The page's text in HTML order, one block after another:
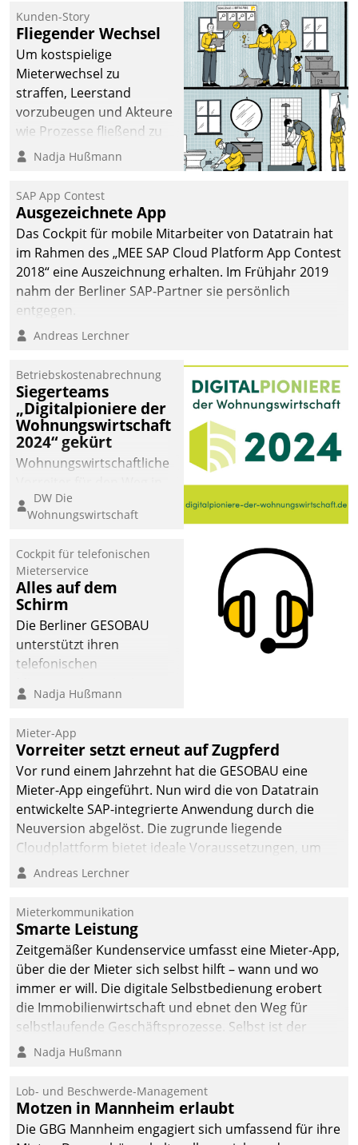
Unternehmen.
Kunden-Story
Fliegender Wechsel
Um kostspielige
Mieterwechsel zu
straffen, Leerstand
vorzubeugen und Akteure
wie Prozesse fließend zu
vernetzen, nutzt die
Jahresbeginn eine
Überblick, Einsicht und
Eingriff bietende Lösung.
Zur Entwicklung setzte
man auf
Cloudtechnologie,
bewährte und Startup-
agile Projektmethoden.
Nadja Hußmann
SAP App Contest
Ausgezeichnete App
Das Cockpit für mobile Mitarbeiter von Datatrain hat
im Rahmen des „MEE SAP Cloud Platform App Contest
2018“ eine Auszeichnung erhalten. Im Frühjahr 2019
nahm der Berliner SAP-Partner sie persönlich
entgegen.
Andreas Lerchner
Betriebskostenabrechnung
Siegerteams
„Digitalpioniere der
Wohnungswirtschaft
2024“ gekürt
Wohnungswirtschaftliche
eine digitale Zukunft zu
finden, ist das Ziel des
der
Wohnungswirtschaft“.
Bewerben können sich
dafür ein Team
bestehend aus
Wohnungsunternehmen
und PropTech.
DW Die
Wohnungswirtschaft
Cockpit für telefonischen
Mieterservice
Alles auf dem
Schirm
Die Berliner GESOBAU
unterstützt ihren
telefonischen
digitalen Cockpit, das
passende Fragen und
Schlagworte auswirft.
Eine intuitive
Dialogführung ermöglicht
dem externen
Serviceteam, Anrufe von
Mietenden zügiger und
effizienter zu bearbeiten.
Nadja Hußmann
Mieter-App
Vorreiter setzt erneut auf Zugpferd
Vor rund einem Jahrzehnt hat die GESOBAU eine
Mieter-App eingeführt. Nun wird die von Datatrain
entwickelte SAP-integrierte Anwendung durch die
Neuversion abgelöst. Die zugrunde liegende
Cloudplattform bietet ideale Voraussetzungen, um
die Funktionalität der App zu erweitern und weitere
integrieren.
Andreas Lerchner
Mieterkommunikation
Smarte Leistung
Zeitgemäßer Kundenservice umfasst eine Mieter-App,
über die der Mieter sich selbst hilft – wann und wo
immer er will. Die digitale Selbstbedienung erobert
die Immobilienwirtschaft und ebnet den Weg für
selbstlaufende Geschäftsprozesse. Selbst ist der
Kunde und smart der Serviceanbieter.
Nadja Hußmann
Lob- und Beschwerde-Management
Motzen in Mannheim erlaubt
Die GBG Mannheim engagiert sich umfassend für ihre